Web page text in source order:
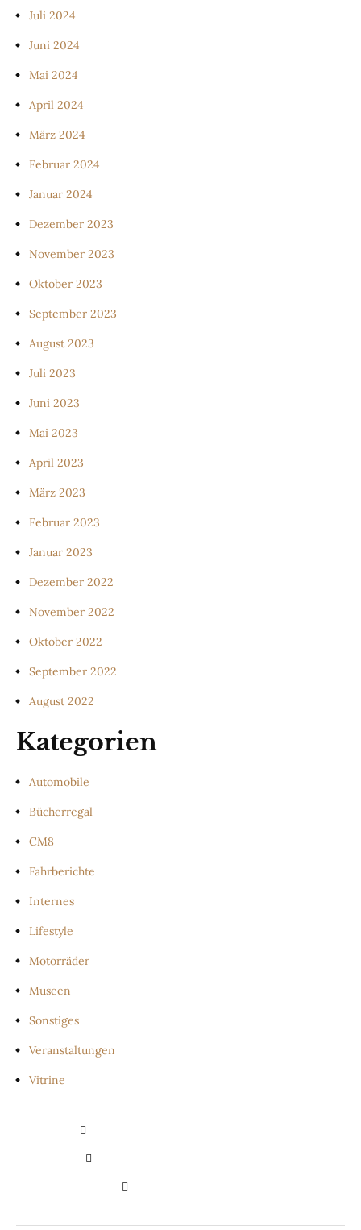
Juli 2024
Juni 2024
Mai 2024
April 2024
März 2024
Februar 2024
Januar 2024
Dezember 2023
November 2023
Oktober 2023
September 2023
August 2023
Juli 2023
Juni 2023
Mai 2023
April 2023
März 2023
Februar 2023
Januar 2023
Dezember 2022
November 2022
Oktober 2022
September 2022
August 2022
Kategorien
Automobile
Bücherregal
CM8
Fahrberichte
Internes
Lifestyle
Motorräder
Museen
Sonstiges
Veranstaltungen
Vitrine